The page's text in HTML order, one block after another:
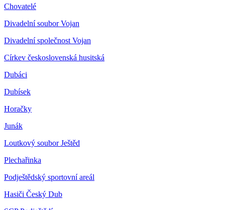
Chovatelé
Divadelní soubor Vojan
Divadelní společnost Vojan
Církev československá husitská
Dubáci
Dubísek
Horačky
Junák
Loutkový soubor Ještěd
Plechařinka
Podještědský sportovní areál
Hasiči Český Dub